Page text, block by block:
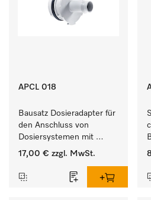
APCL 018
Bausatz Dosieradapter für
den Anschluss von
Dosiersystemen mit
Wassereinspülung.
17,00 € zzgl. MwSt.